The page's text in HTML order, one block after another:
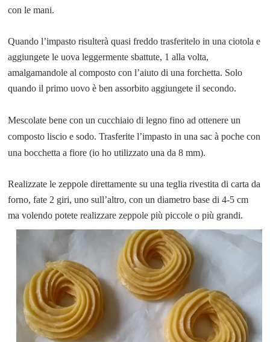
con le mani.
Quando l’impasto risulterà quasi freddo trasferitelo in una ciotola e
aggiungete le uova leggermente sbattute, 1 alla volta,
amalgamandole al composto con l’aiuto di una forchetta. Solo
quando il primo uovo è ben assorbito aggiungete il secondo.
Mescolate bene con un cucchiaio di legno fino ad ottenere un
composto liscio e sodo. Trasferite l’impasto in una sac à poche con
una bocchetta a fiore (io ho utilizzato una da 8 mm).
Realizzate le zeppole direttamente su una teglia rivestita di carta da
forno, fate 2 giri, uno sull’altro, con un diametro base di 4-5 cm
ma volendo potete realizzare zeppole più piccole o più grandi.